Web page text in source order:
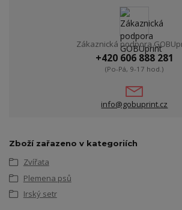
Zákaznická podpora
+420 606 888 281
(Po-Pá, 9-17 hod.)
info@gobuprint.cz
Zboží zařazeno v kategoriích
Zvířata
Plemena psů
Irský setr